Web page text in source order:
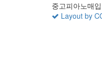
중고피아노매
Layout by